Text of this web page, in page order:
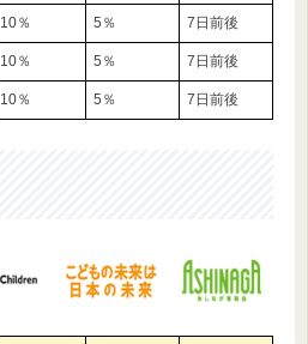
10％ 5％ 7日前後
10％ 5％ 7日前後
10％ 5％ 7日前後